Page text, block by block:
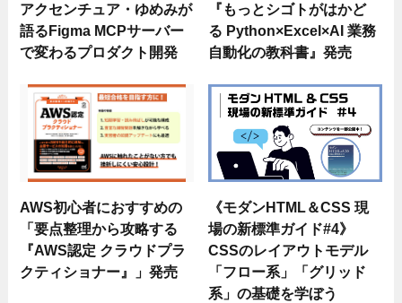
アクセンチュア・ゆめみが
語るFigma MCPサーバー
で変わるプロダクト開発
『もっとシゴトがはかど
る Python×Excel×AI 業務
自動化の教科書』発売
AWS初心者におすすめの
「要点整理から攻略する
『AWS認定 クラウドプラ
クティショナー』」発売
《モダンHTML＆CSS 現
場の新標準ガイド#4》
CSSのレイアウトモデル
「フロー系」「グリッド
系」の基礎を学ぼう